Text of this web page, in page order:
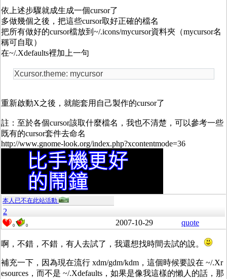
依上述步驟就成生成一個cursor了
多做幾個之後，把這些cursor取好正確的檔名
把所有做好的cursor檔放到~/.icons/mycursor資料夾（mycursor名
稱可自取）
在~/.Xdefaults裡加上一句
Xcursor.theme: mycursor
重新啟動X之後，就能套用自己製作的cursor了
註：至於各個cursor該取什麼檔名，我也不清楚，可以參考一些
既有的cursor套件去命名
http://www.gnome-look.org/index.php?xcontentmode=36
本人已不在此站活動
2
0 0 2007-10-29 quote
啊，不錯，不錯，有人去試了，我還想找時間去試的說。
補充一下，因為現在流行 xdm/gdm/kdm，這個時候要設在 ~/.Xr
esources，而不是 ~/.Xdefaults，如果是像我這樣的懶人的話，那